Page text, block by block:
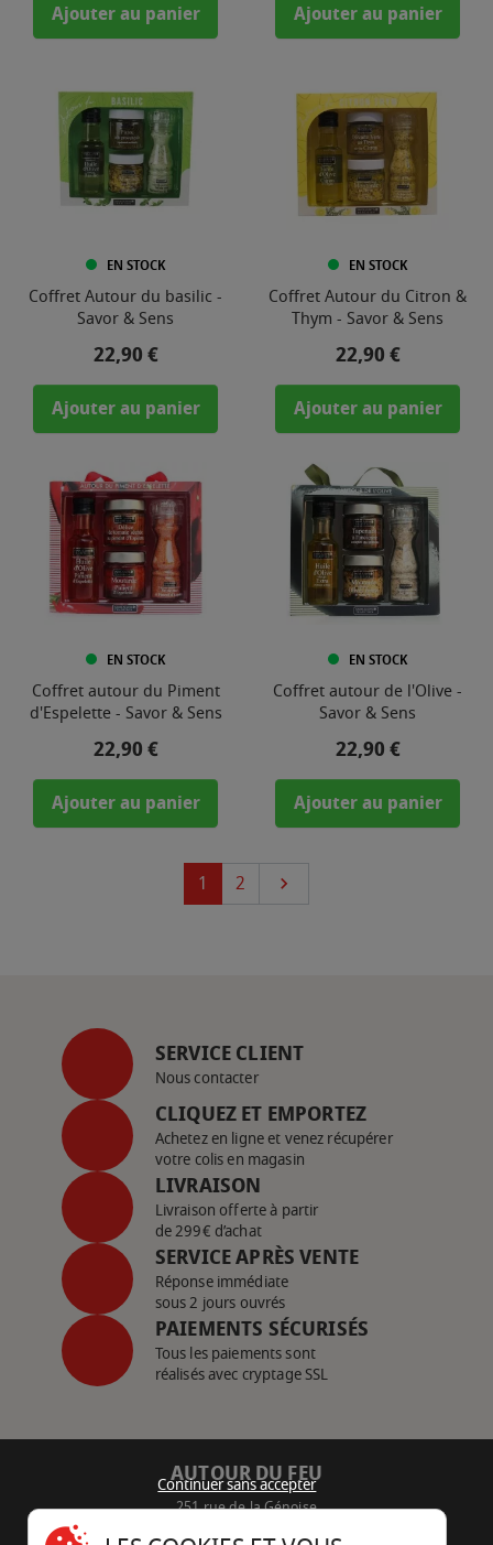
Ajouter au panier Ajouter au panier
EN STOCK
Coffret Autour du basilic -
Savor & Sens
Prix
22,90 €
Ajouter au panier
EN STOCK
Coffret Autour du Citron &
Thym - Savor & Sens
Prix
22,90 €
Ajouter au panier
EN STOCK
Coffret autour du Piment
d'Espelette - Savor & Sens
Prix
22,90 €
Ajouter au panier
EN STOCK
Coffret autour de l'Olive -
Savor & Sens
Prix
22,90 €
Ajouter au panier
1 2 Suivant

SERVICE CLIENT
Nous contacter
CLIQUEZ ET EMPORTEZ
Achetez en ligne et venez récupérer
votre colis en magasin
LIVRAISON
Livraison offerte à partir
de 299€ d’achat
SERVICE APRÈS VENTE
Réponse immédiate
sous 2 jours ouvrés
PAIEMENTS SÉCURISÉS
Tous les paiements sont
réalisés avec cryptage SSL
AUTOUR DU FEU
251 rue de la Génoise
Continuer sans accepter